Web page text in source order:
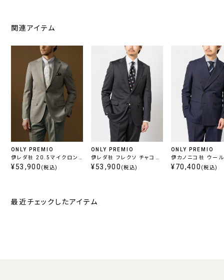
関連アイテム
ONLY PREMIO
伊レダ社 20.5マイクロン
ベージュ
¥53,900 (税込)
ONLY PREMIO
伊レダ社 フレクソ チャコー
ル ツイル
¥53,900 (税込)
ONLY PREMIO
伊カノニコ社 ウー
ダブルブレスト ネイ
¥70,400 (税込)
最近チェックしたアイテム